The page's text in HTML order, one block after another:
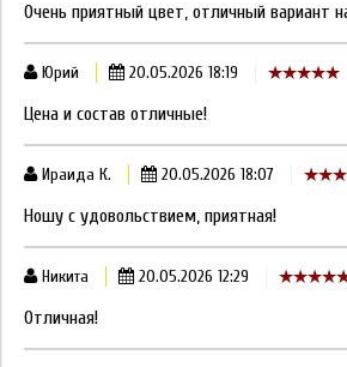
Очень приятный цвет, отличный вариант
Юрий 20.05.2026 18:19
Цена и состав отличные!
Ираида К. 20.05.2026 18:07
Ношу с удовольствием, приятная!
Никита 20.05.2026 12:29
Отличная!